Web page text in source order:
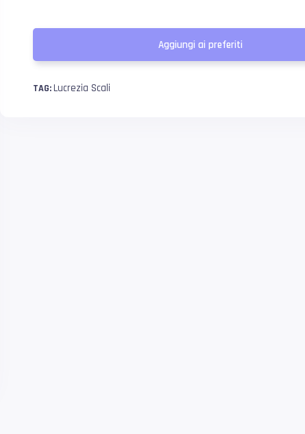
Aggiungi ai preferiti
TAG:Lucrezia Scali